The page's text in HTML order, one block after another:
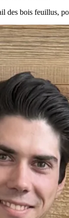
bois feuillus,